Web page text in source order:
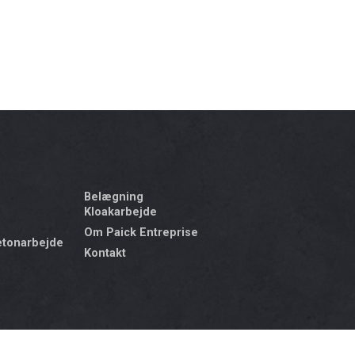
Belægning
Kloakarbejde
Om Paick Entreprise
Kontakt